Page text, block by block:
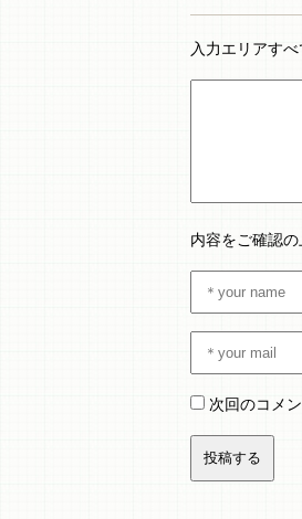
入力エリアす
内容をご確認の
次回のコメ